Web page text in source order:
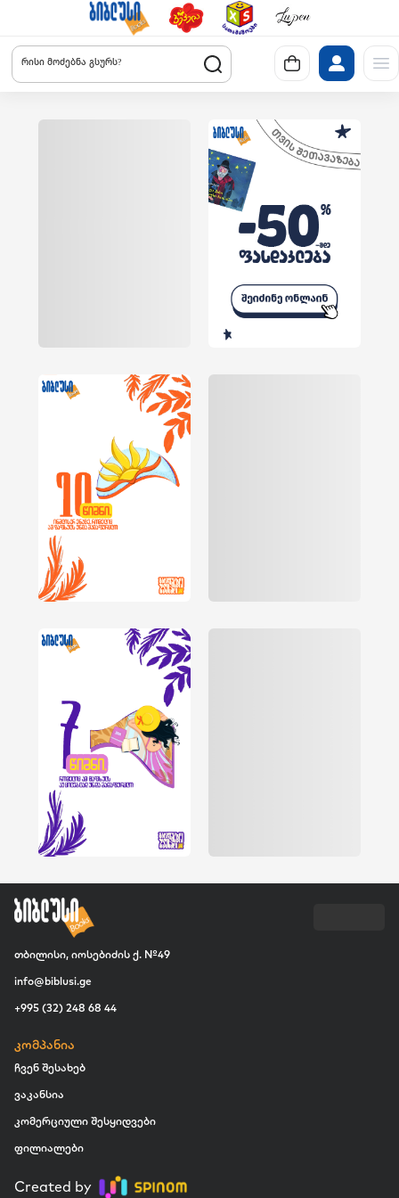
რისი მოძებნა გსურს?
თბილისი, იოსებიძის ქ. №49
info@biblusi.ge
+995 (32) 248 68 44
კომპანია
ჩვენ შესახებ
ვაკანსია
კომერციული შესყიდვები
ფილიალები
Created by